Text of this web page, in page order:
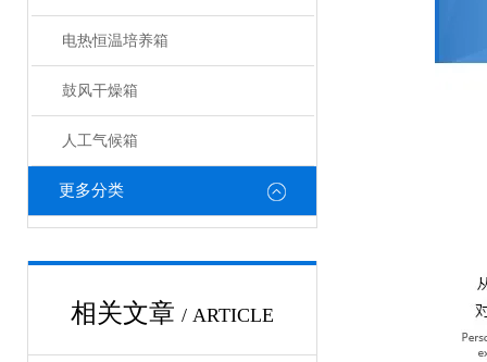
电热恒温培养箱
鼓风干燥箱
人工气候箱
更多分类
相关文章 / ARTICLE